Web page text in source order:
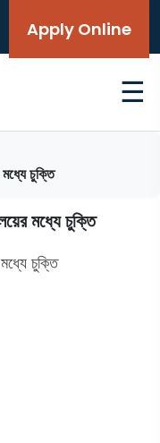
Apply Online
☰
মধ্যে চুক্তি
মধ্যে চুক্তি